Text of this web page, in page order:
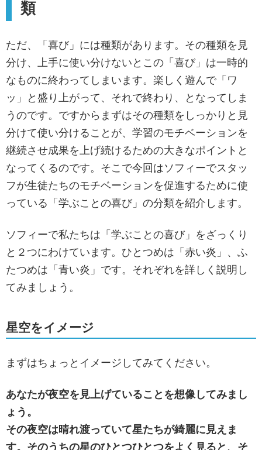
類
ただ、「喜び」には種類があります。その種類を見
分け、上手に使い分けないとこの「喜び」は一時的
なものに終わってしまいます。楽しく遊んで「ワ
ッ」と盛り上がって、それで終わり、となってしま
うのです。ですからまずはその種類をしっかりと見
分けて使い分けることが、学習のモチベーションを
継続させ成果を上げ続けるための大きなポイントと
なってくるのです。そこで今回はソフィーでスタッ
フが生徒たちのモチベーションを促進するために使
っている「学ぶことの喜び」の分類を紹介します。
ソフィーで私たちは「学ぶことの喜び」をざっくり
と２つにわけています。ひとつめは「赤い炎」、ふ
たつめは「青い炎」です。それぞれを詳しく説明し
てみましょう。
星空をイメージ
まずはちょっとイメージしてみてください。
あなたが夜空を見上げていることを想像してみまし
ょう。
その夜空は晴れ渡っていて星たちが綺麗に見えま
す。そのうちの星のひとつひとつをよく見ると、そ